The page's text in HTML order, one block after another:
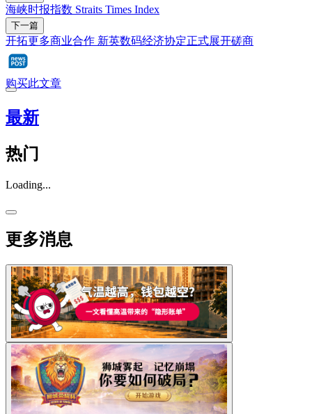
海峡时报指数 Straits Times Index
下一篇
开拓更多商业合作 新英数码经济协定正式展开磋商
购买此文章
最新
热门
Loading...
更多消息